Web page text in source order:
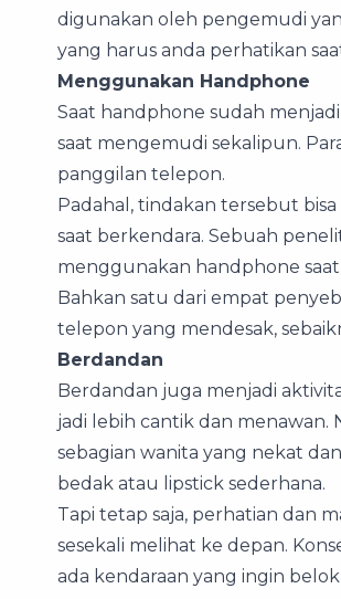
digunakan oleh pengemudi
yang harus anda perhatikan
Menggunakan Handphone
Saat handphone sudah
saat mengemudi sekalipun.
panggilan telepon.
Padahal, tindakan tersebut
saat berkendara. Sebuah
menggunakan handphone
Bahkan satu dari empat
telepon yang mendesak,
Berdandan
Berdandan juga menjadi
jadi lebih cantik dan
sebagian wanita yang nekat
bedak atau lipstick sederhana.
Tapi tetap saja, perhatian dan
sesekali melihat ke depan.
ada kendaraan yang ingin